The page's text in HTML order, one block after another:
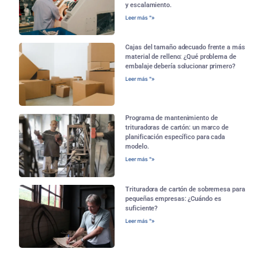
y escalamiento.
Leer más "»
Cajas del tamaño adecuado frente a más
material de relleno: ¿Qué problema de
embalaje debería solucionar primero?
Leer más "»
Programa de mantenimiento de
trituradoras de cartón: un marco de
planificación específico para cada
modelo.
Leer más "»
Trituradora de cartón de sobremesa para
pequeñas empresas: ¿Cuándo es
suficiente?
Leer más "»